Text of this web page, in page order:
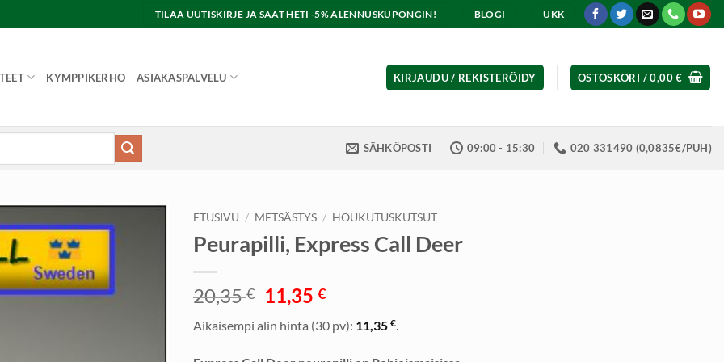
TILAA UUTISKIRJE JA SAAT HETI -5% ALENNUSKUPONGIN! BLOGI UKK
KYMPPIKERHO ASIAKASPALVELU KIRJAUDU / REKISTERÖIDY OSTOSKORI /0,00€
SÄHKÖPOSTI 09:00 - 15:30 020 331490 (0,0835€/PUH)
ETUSIVU / METSÄSTYS / HOUKUTUSKUTSUT
Peurapilli, Express Call Deer
20,35€
Alkuperäinen
hinta
oli:
11,35€Nykyinen
on:
Aikaisempi alin hinta (30 pv): 11,35 €